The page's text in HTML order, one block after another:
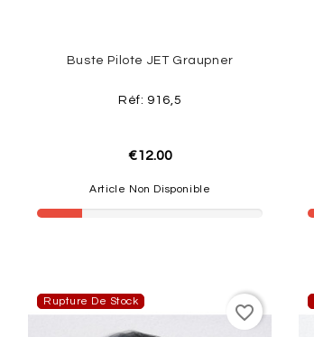
Buste Pilote JET Graupner
Réf: 916,5
€12.00
Article Non Disponible
Rupture De Stock
favorite_border